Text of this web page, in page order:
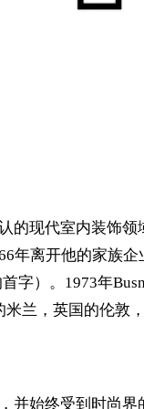
的现代室内装饰
年离开他的家族
字）。1973年
兰，英国的伦敦
并始终受到时尚